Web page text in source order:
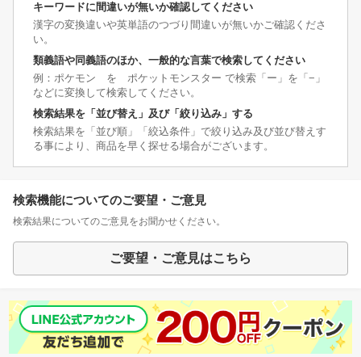
キーワードに間違いが無いか確認してください
漢字の変換違いや英単語のつづり間違いが無いかご確認くださ
い。
類義語や同義語のほか、一般的な言葉で検索してください
例：ポケモン を ポケットモンスター で検索「ー」を「−」
などに変換して検索してください。
検索結果を「並び替え」及び「絞り込み」する
検索結果を「並び順」「絞込条件」で絞り込み及び並び替えす
る事により、商品を早く探せる場合がございます。
検索機能についてのご要望・ご意見
検索結果についてのご意見をお聞かせください。
ご要望・ご意見はこちら